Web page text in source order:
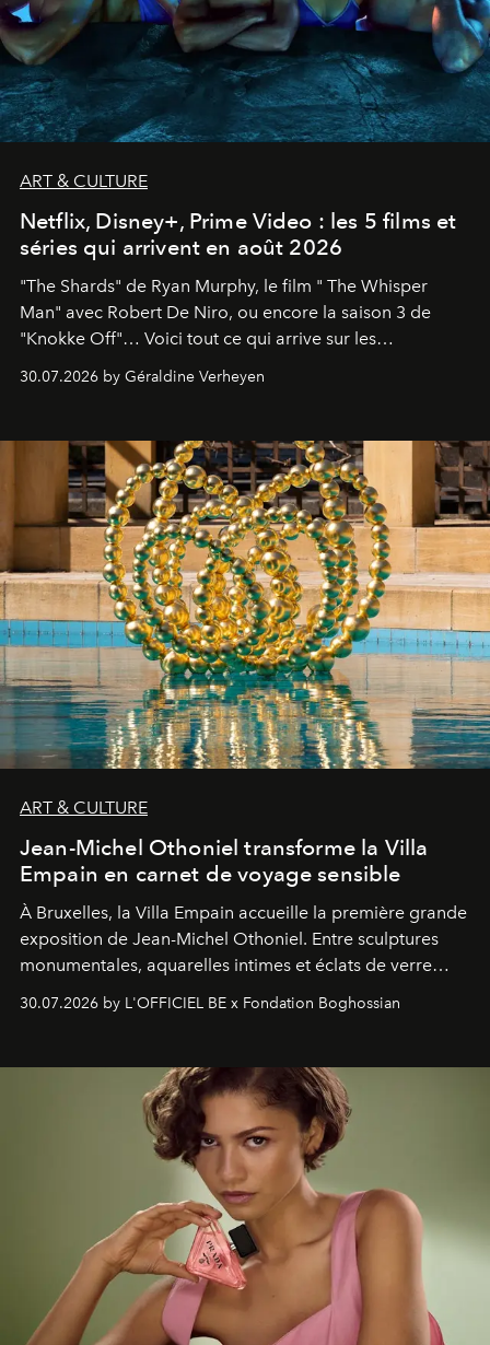
ART & CULTURE
Netflix, Disney+, Prime Video : les 5 films et
séries qui arrivent en août 2026
"The Shards" de Ryan Murphy, le film " The Whisper
Man" avec Robert De Niro, ou encore la saison 3 de
"Knokke Off"… Voici tout ce qui arrive sur les
plateformes de streaming en août 2026.
30.07.2026 by Géraldine Verheyen
ART & CULTURE
Jean-Michel Othoniel transforme la Villa
Empain en carnet de voyage sensible
À Bruxelles, la Villa Empain accueille la première grande
exposition de Jean-Michel Othoniel. Entre sculptures
monumentales, aquarelles intimes et éclats de verre
soufflé, l’artiste français compose un itinéraire
émotionnel où chaque œuvre devient le souvenir
émerveillement.
30.07.2026 by L'OFFICIEL BE x Fondation Boghossian